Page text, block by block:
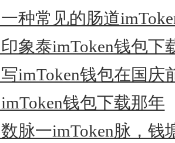
种常见的肠道
象泰imToken钱包下
imToken钱包在国庆
钱包下载那年
脉一imToken脉，钱